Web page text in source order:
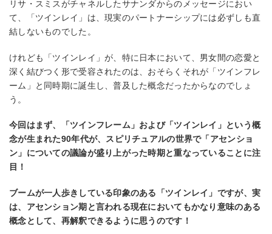
リサ・スミスがチャネルしたサナンダからのメッセージにおい
て、「ツインレイ」は、現実のパートナーシップには必ずしも直
結しないものでした。
けれども「ツインレイ」が、特に⽇本において、男⼥間の恋愛と
深く結びつく形で受容されたのは、おそらくそれが「ツインフレ
ーム」と同時期に誕⽣し、普及した概念だったからなのでしょ
う。
今回はまず、「ツインフレーム」および「ツインレイ」という概
念が⽣まれた90年代が、スピリチュアルの世界で「アセンショ
ン」についての議論が盛り上がった時期と重なっていることに注
⽬！
ブームが⼀⼈歩きしている印象のある「ツインレイ」ですが、実
は、アセンション期と⾔われる現在においてもかなり意味のある
概念として、再解釈できるように思うのです！